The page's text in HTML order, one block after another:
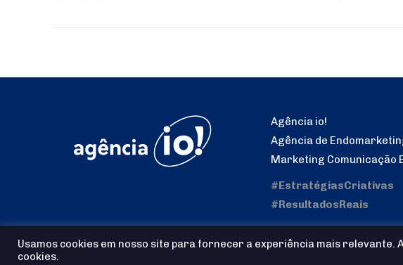
Agência io!
Agência de
Marketing Comunicação
#EstratégiasCriativas
#ResultadosReais
Agência io! © 2025 - Todos os Direitos reservados
Usamos cookies em nosso site para fornecer a experiência mais relevante.
cookies.